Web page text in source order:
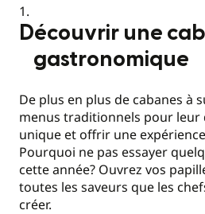
Découvrir une
gastronomique
De plus en plus de cabanes à
menus traditionnels pour
unique et offrir une
Pourquoi ne pas essayer
cette année? Ouvrez vos
toutes les saveurs que les
créer.